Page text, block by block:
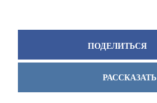
ПОДЕЛИТЬСЯ
РАССКАЗАТЬ